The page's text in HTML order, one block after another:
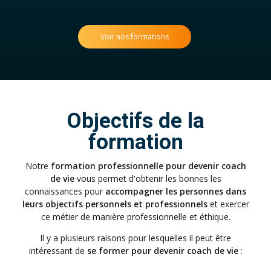
Voir nos formations
Objectifs de la
formation
Notre formation professionnelle pour devenir coach
de vie vous permet d'obtenir les bonnes les
connaissances pour accompagner les personnes dans
leurs objectifs personnels et professionnelset exercer
ce métier de manière professionnelle et éthique.
Il y a plusieurs raisons pour lesquelles il peut être
intéressant de se former pour devenir coach de vie: